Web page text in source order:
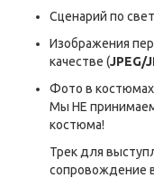
Сценарий по
Изображения
качестве (JPEG/
Фото в
Мы НЕ
костюма!
Трек для
сопровождение